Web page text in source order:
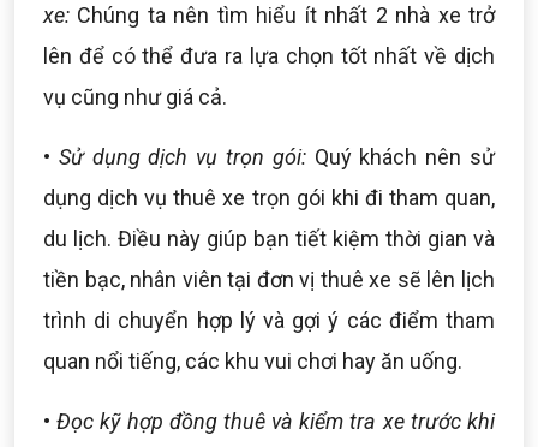
xe: Chúng ta nên tìm hiểu ít nhất 2 nhà xe trở
lên để có thể đưa ra lựa chọn tốt nhất về dịch
vụ cũng như giá cả.
• Sử dụng dịch vụ trọn gói:Quý khách nên sử
dụng dịch vụ thuê xe trọn gói khi đi tham quan,
du lịch. Điều này giúp bạn tiết kiệm thời gian và
tiền bạc, nhân viên tại đơn vị thuê xe sẽ lên lịch
trình di chuyển hợp lý và gợi ý các điểm tham
quan nổi tiếng, các khu vui chơi hay ăn uống.
•Đọc kỹ hợp đồng thuê và kiểm tra xe trước khi